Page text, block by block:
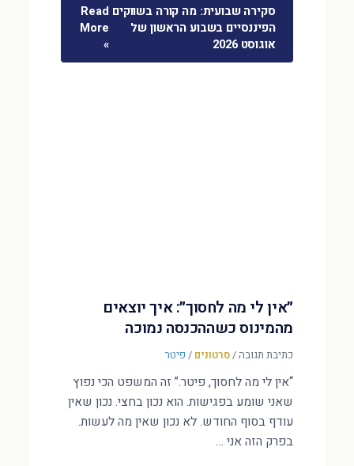
סקירה שבועית: מה קורה בשווקים
הפיננסיים בשבוע הראשון של
אוגוסט 2026
Read
More
»
״אין לי מה לחסוך״: איך יוצאים
מהמינוס כשההכנסה נמוכה
כתיבת תגובה/סרטונים / פיטר
“אין לי מה לחסוך, פיטר.” זה המשפט הכי נפוץ
שאני שומע בפגישות. הוא נכון בחצי. נכון שאין
עודף בסוף החודש. לא נכון שאין מה לעשות.
בפרק הזה אני …